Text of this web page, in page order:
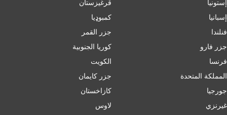
إستونيا
إسبانيا
فنلندا
جزر فارو
فرنسا
المملكة المتحدة
جورجيا
غيرنزي
قرغيزستان
کمبوډیا
جزر القمر
كوريا الجنوبية
الكويت
جزر كايمان
كازاخستان
لاوس